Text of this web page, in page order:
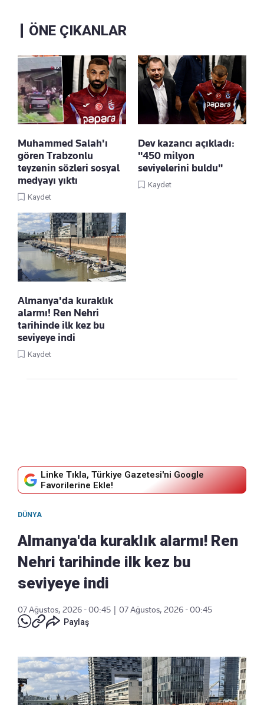
ÖNE ÇIKANLAR
Muhammed Salah'ı
gören Trabzonlu
teyzenin sözleri sosyal
medyayı yıktı
Kaydet
Dev kazancı açıkladı:
"450 milyon
seviyelerini buldu"
Kaydet
Almanya'da kuraklık
alarmı! Ren Nehri
tarihinde ilk kez bu
seviyeye indi
Kaydet
Linke Tıkla, Türkiye Gazetesi'ni Google
Favorilerine Ekle!
DÜNYA
Almanya'da kuraklık alarmı! Ren
Nehri tarihinde ilk kez bu
seviyeye indi
07 Ağustos, 2026 - 00:45
07 Ağustos, 2026 - 00:45
Paylaş